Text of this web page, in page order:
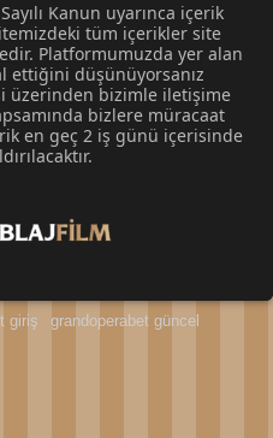
Kanun uyarınca içerik
tüm içerikler site
Platformumuzda yer alan
ettiğini düşünüyorsanız
üzerinden bizimle iletişime
bizlere müracaat
en geç 2 iş günü içerisinde
giriş grandoperabet güncel